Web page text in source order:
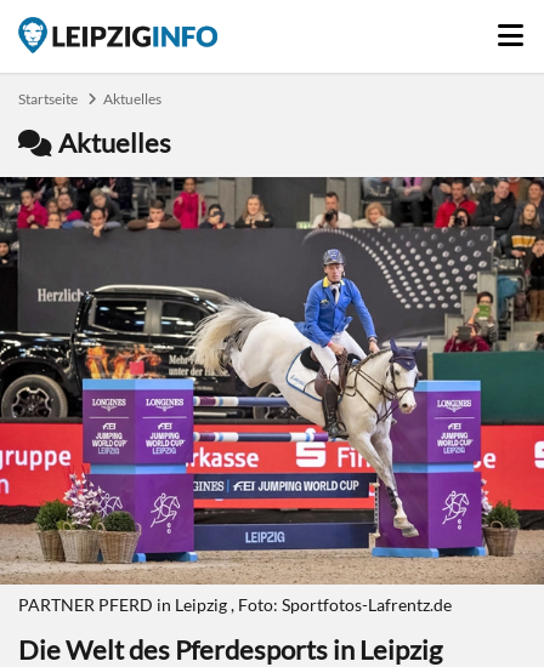
Startseite Aktuelles
Aktuelles
PARTNER PFERD in Leipzig , Foto: Sportfotos-Lafrentz.de
Die Welt des Pferdesports in Leipzig